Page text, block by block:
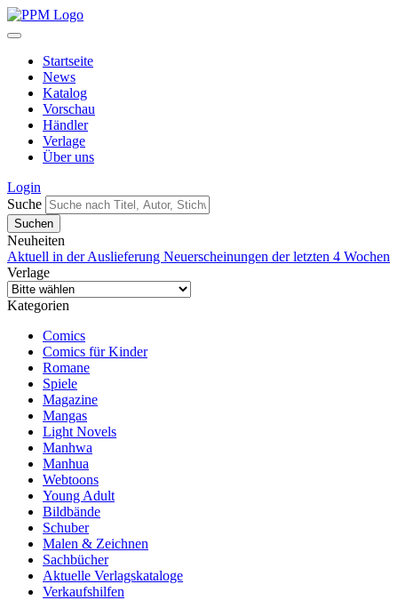
Startseite
News
Katalog
Vorschau
Händler
Verlage
Über uns
Login
Suche
Neuheiten
Aktuell in der Auslieferung Neuerscheinungen der letzten 4 Wochen
Verlage
Kategorien
Comics
Comics für Kinder
Romane
Spiele
Magazine
Mangas
Light Novels
Manhwa
Manhua
Webtoons
Young Adult
Bildbände
Schuber
Malen & Zeichnen
Sachbücher
Aktuelle Verlagskataloge
Verkaufshilfen